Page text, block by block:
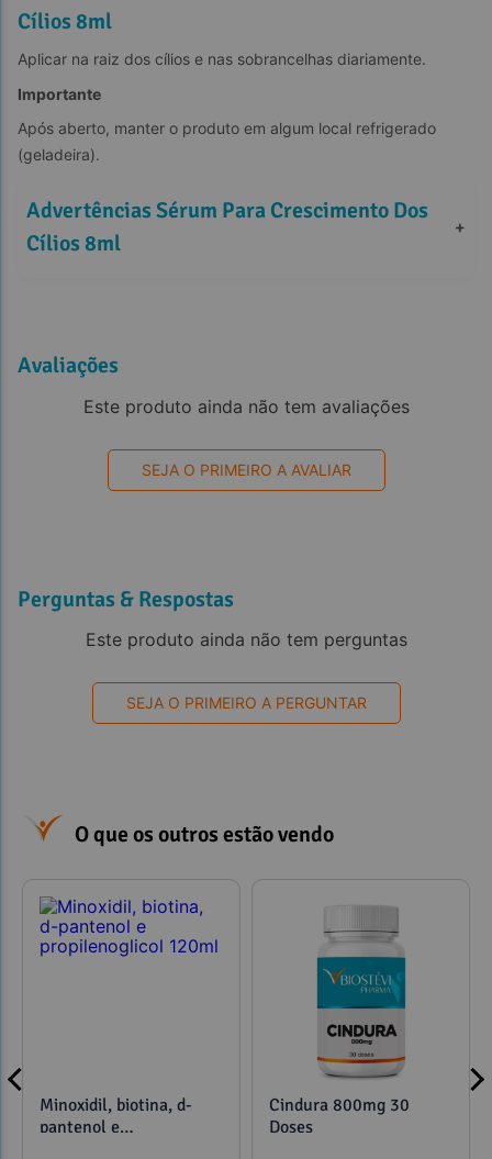
Cílios 8ml
Aplicar na raiz dos cílios e nas sobrancelhas diariamente.
Importante
Após aberto, manter o produto em algum local refrigerado
(geladeira).
Advertências Sérum Para Crescimento Dos
Cílios 8ml
+
Avaliações
Este produto ainda não tem avaliações
SEJA O PRIMEIRO A AVALIAR
Perguntas & Respostas
Este produto ainda não tem perguntas
SEJA O PRIMEIRO A PERGUNTAR
O que os outros estão vendo
Minoxidil, biotina, d-
pantenol e
Cindura 800mg 30
Doses